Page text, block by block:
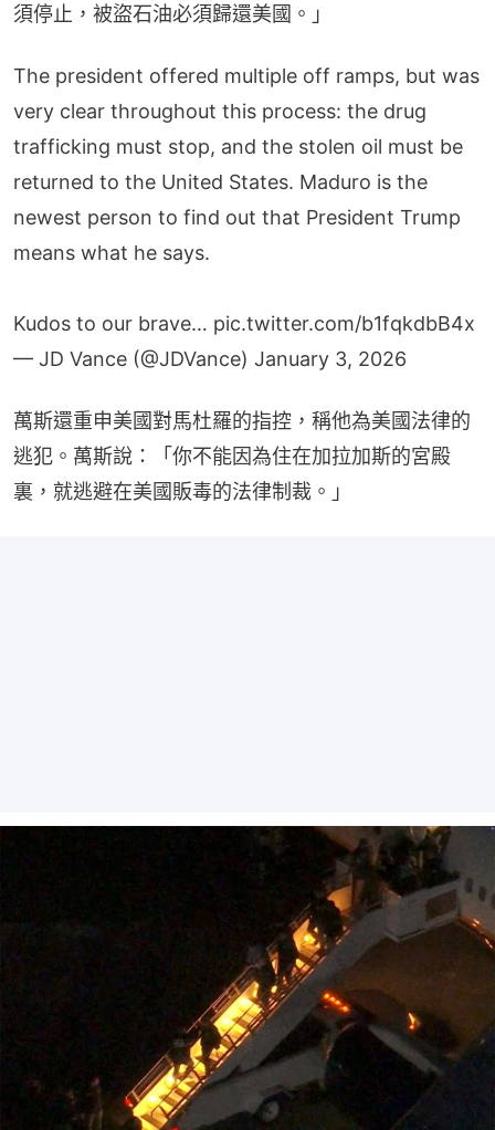
須停止，被盜石油必須歸還美國。」
The president offered multiple off ramps, but was
very clear throughout this process: the drug
trafficking must stop, and the stolen oil must be
returned to the United States. Maduro is the
newest person to find out that President Trump
means what he says.
Kudos to our brave… pic.twitter.com/b1fqkdbB4x
— JD Vance (@JDVance) January 3, 2026
萬斯還重申美國對馬杜羅的指控，稱他為美國法律的
逃犯。萬斯說：「你不能因為住在加拉加斯的宮殿
裏，就逃避在美國販毒的法律制裁。」